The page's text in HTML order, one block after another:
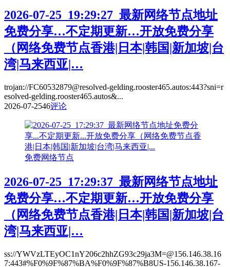
2026-07-25_19:29:27_最新网络节点地址
免费分享…不定期更新…开放免费分享
（网络免费节点香港|日本|韩国|新加坡|台
湾|马来西亚|…
trojan://FC60532879@resolved-gelding.rooster465.autos:443?sni=r
esolved-gelding.rooster465.autos&...
2026-07-2546评论
免费网络节点
2026-07-25_17:29:37_最新网络节点地址
免费分享…不定期更新…开放免费分享
（网络免费节点香港|日本|韩国|新加坡|台
湾|马来西亚|…
ss://YWVzLTEyOC1nY206c2hhZG93c29ja3M=@156.146.38.16
7:443#%F0%9F%87%BA%F0%9F%87%B8US-156.146.38.167-